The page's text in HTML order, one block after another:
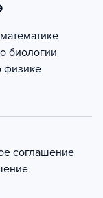
биологии
соглашение